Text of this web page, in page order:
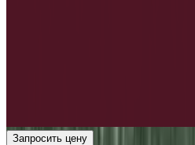
Запросить цену